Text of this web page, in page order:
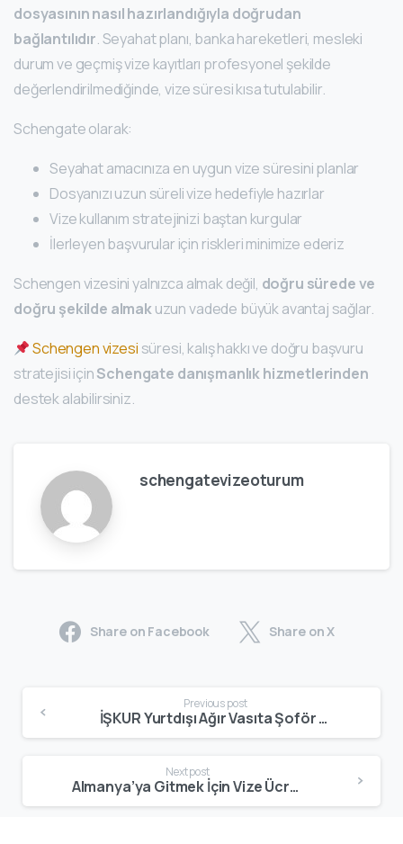
dosyasının nasıl hazırlandığıyla doğrudan
bağlantılıdır. Seyahat planı, banka hareketleri, mesleki
durum ve geçmiş vize kayıtları profesyonel şekilde
değerlendirilmediğinde, vize süresi kısa tutulabilir.
Schengate olarak:
Seyahat amacınıza en uygun vize süresini planlar
Dosyanızı uzun süreli vize hedefiyle hazırlar
Vize kullanım stratejinizi baştan kurgular
İlerleyen başvurular için riskleri minimize ederiz
Schengen vizesini yalnızca almak değil, doğru sürede ve
doğru şekilde almakuzun vadede büyük avantaj sağlar.
Schengen vizesi süresi, kalış hakkı ve doğru başvuru
stratejisi içinSchengate danışmanlık hizmetlerinden
destek alabilirsiniz.
schengatevizeoturum
Share on Facebook Share on X
Previous post
İŞKUR Yurtdışı Ağır Vasıta Şoför Alımı: Başvuru ve Şartlar
Next post
Almanya’ya Gitmek İçin Vize Ücreti Ne Kadar? 2026 Güncel Masraflar